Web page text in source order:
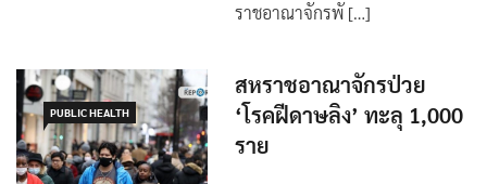
ราชอาณาจักรพั […]
PUBLIC HEALTH
สหราชอาณาจักรป่วย
‘โรคฝีดาษลิง’ ทะลุ 1,000
ราย